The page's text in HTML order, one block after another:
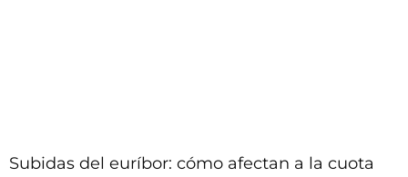
Subidas del euríbor: cómo afectan a la cuota